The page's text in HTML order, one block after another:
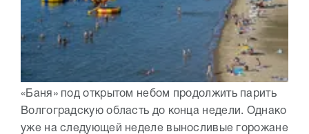
«Баня» под открытом небом продолжить парить
Волгоградскую область до конца недели. Однако
уже на следующей неделе выносливые горожане